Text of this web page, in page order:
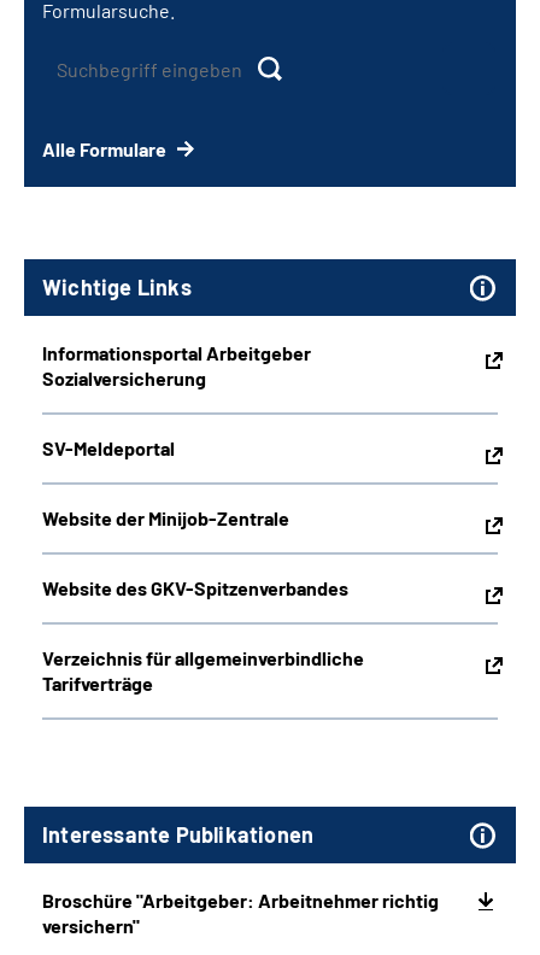
Formularsuche.
Alle Formulare
Wichtige Links
Informationsportal Arbeitgeber
Sozialversicherung
SV-Meldeportal
Website der Minijob-Zentrale
Website des GKV-Spitzenverbandes
Verzeichnis für allgemeinverbindliche
Tarifverträge
Interessante Publikationen
Broschüre "Arbeitgeber: Arbeitnehmer richtig
versichern"